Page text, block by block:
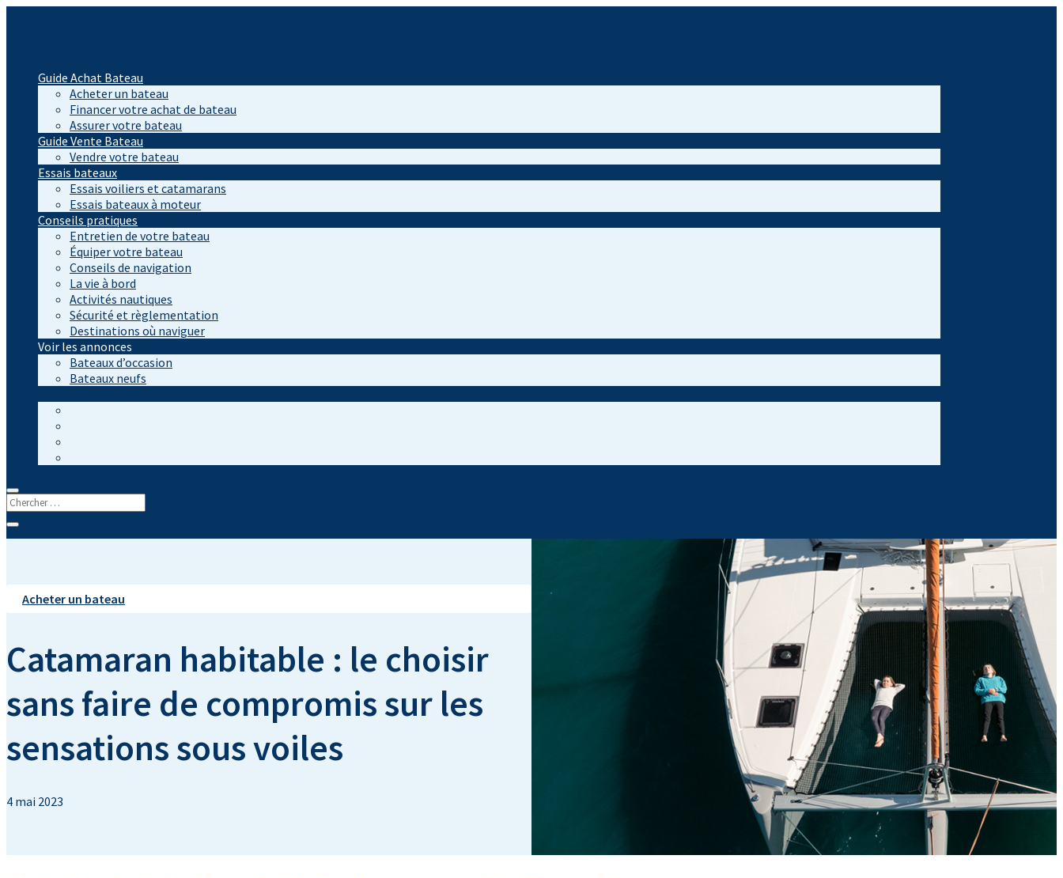
Guide Achat Bateau
Acheter un bateau
Financer votre achat de bateau
Assurer votre bateau
Guide Vente Bateau
Vendre votre bateau
Essais bateaux
Essais voiliers et catamarans
Essais bateaux à moteur
Conseils pratiques
Entretien de votre bateau
Équiper votre bateau
Conseils de navigation
La vie à bord
Activités nautiques
Sécurité et règlementation
Destinations où naviguer
Voir les annonces
Bateaux d’occasion
Bateaux neufs
Acheter un bateau
Catamaran habitable : le choisir
sans faire de compromis sur les
sensations sous voiles
4 mai 2023